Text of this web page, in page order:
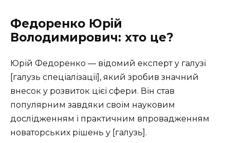
Федоренко Юрій
Володимирович: хто це?
Юрій Федоренко — відомий експерт у галузі
[галузь спеціалізації], який зробив значний
внесок у розвиток цієї сфери. Він став
популярним завдяки своїм науковим
дослідженням і практичним впровадженням
новаторських рішень у [галузь].